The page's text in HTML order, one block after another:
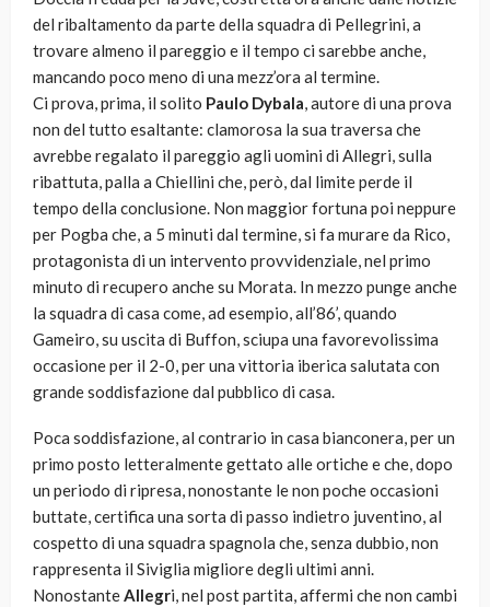
del ribaltamento da parte della squadra di Pellegrini, a
trovare almeno il pareggio e il tempo ci sarebbe anche,
mancando poco meno di una mezz’ora al termine.
Ci prova, prima, il solito Paulo Dybala, autore di una prova
non del tutto esaltante: clamorosa la sua traversa che
avrebbe regalato il pareggio agli uomini di Allegri, sulla
ribattuta, palla a Chiellini che, però, dal limite perde il
tempo della conclusione. Non maggior fortuna poi neppure
per Pogba che, a 5 minuti dal termine, si fa murare da Rico,
protagonista di un intervento provvidenziale, nel primo
minuto di recupero anche su Morata. In mezzo punge anche
la squadra di casa come, ad esempio, all’86’, quando
Gameiro, su uscita di Buffon, sciupa una favorevolissima
occasione per il 2-0, per una vittoria iberica salutata con
grande soddisfazione dal pubblico di casa.
Poca soddisfazione, al contrario in casa bianconera, per un
primo posto letteralmente gettato alle ortiche e che, dopo
un periodo di ripresa, nonostante le non poche occasioni
buttate, certifica una sorta di passo indietro juventino, al
cospetto di una squadra spagnola che, senza dubbio, non
rappresenta il Siviglia migliore degli ultimi anni.
NonostanteAllegri, nel post partita, affermi che non cambi